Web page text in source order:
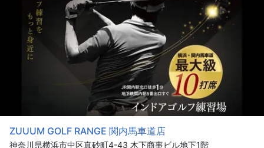
ZUUUM GOLF RANGE 関内馬車道店
神奈川県横浜市中区真砂町4-43 木下商事ビル地下1階